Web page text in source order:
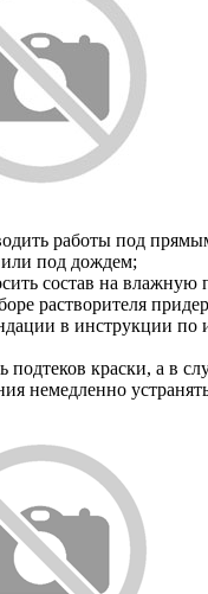
работы под
под дождем;
состав на влажную
растворителя
в инструкции по
подтеков краски, а в
немедленно